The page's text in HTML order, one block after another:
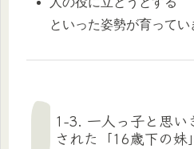
といった姿勢が育ってい
1-3. 一人っ子と思
された「16歳下の妹」